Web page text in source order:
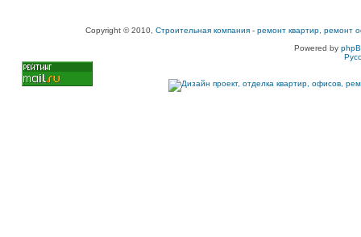
Copyright © 2010, Строительная компания - ремонт квартир, ремонт
Powered by